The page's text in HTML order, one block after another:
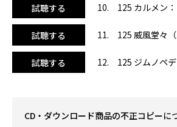
※ラストの12曲目は、クールダウンに最
試聴する 10. 125 カルメン：
試聴する 11. 125 威風堂々（
試聴する 12. 125 ジムノペデ
CD・ダウンロード商品の不正コピーに